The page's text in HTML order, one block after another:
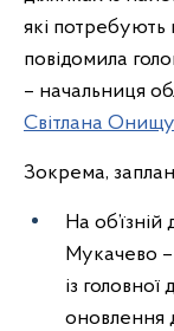
які
повідомила
– начальниця
Світлана
Зокрема,
На
Мукачево –
із
оновлення